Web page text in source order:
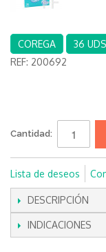
COREGA
36 UDS
REF: 200692
Cantidad:
Lista de deseos
DESCRIPCIÓN
INDICACIONES